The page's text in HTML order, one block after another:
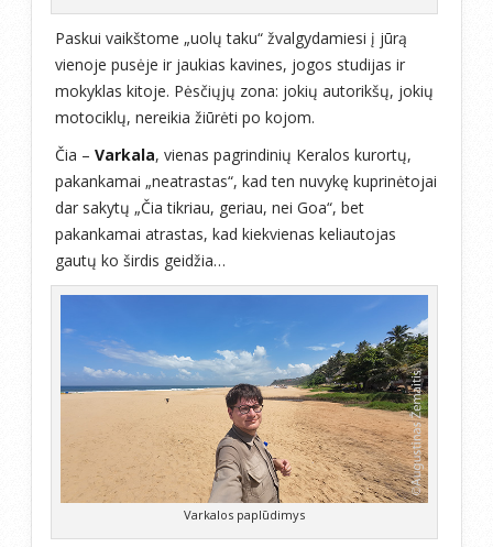
Paskui vaikštome „uolų taku“ žvalgydamiesi į jūrą
vienoje pusėje ir jaukias kavines, jogos studijas ir
mokyklas kitoje. Pėsčiųjų zona: jokių autorikšų, jokių
motociklų, nereikia žiūrėti po kojom.
Čia – Varkala, vienas pagrindinių Keralos kurortų,
pakankamai „neatrastas“, kad ten nuvykę kuprinėtojai
dar sakytų „Čia tikriau, geriau, nei Goa“, bet
pakankamai atrastas, kad kiekvienas keliautojas
gautų ko širdis geidžia…
Varkalos paplūdimys